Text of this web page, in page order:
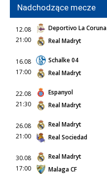
Nadchodzące mecze
12.08
21:00
Deportivo La Coruna
Real Madryt
16.08
17:00
Schalke 04
Real Madryt
22.08
21:30
Espanyol
Real Madryt
26.08
21:00
Real Madryt
Real Sociedad
30.08
17:00
Real Madryt
Malaga CF